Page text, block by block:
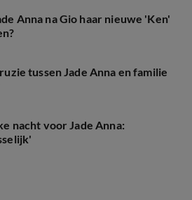
Anna na Gio haar nieuwe 'Ken'
tussen Jade Anna en familie
nacht voor Jade Anna: